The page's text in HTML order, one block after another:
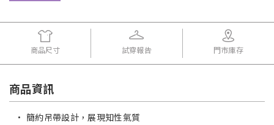
商品尺寸 試穿報告 門市庫存
商品資訊
• 簡約吊帶設計，展現知性氣質